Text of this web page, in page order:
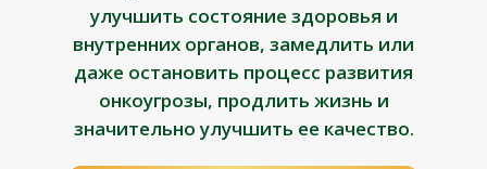
улучшить состояние здоровья и
внутренних органов, замедлить или
даже остановить процесс развития
онкоугрозы, продлить жизнь и
значительно улучшить ее качество.